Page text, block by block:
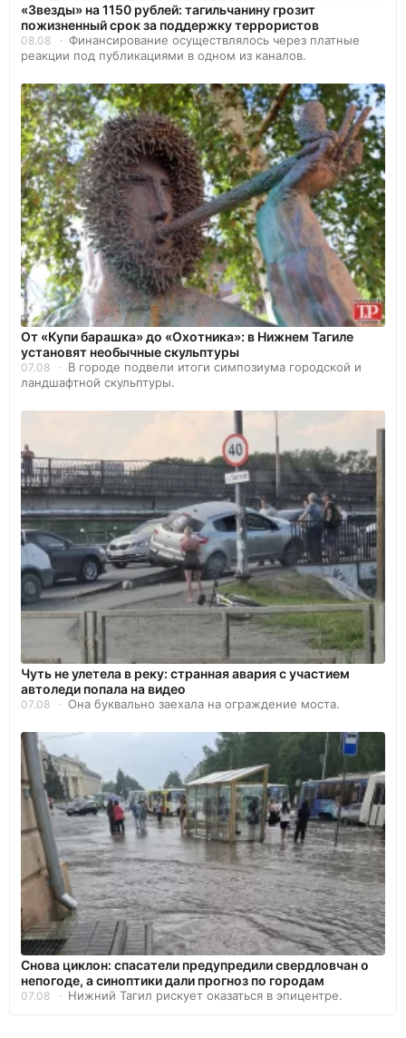
«Звезды» на 1150 рублей: тагильчанину грозит
пожизненный срок за поддержку террористов
08.08
Финансирование осуществлялось через платные
реакции под публикациями в одном из каналов.
От «Купи барашка» до «Охотника»: в Нижнем Тагиле
установят необычные скульптуры
07.08
В городе подвели итоги симпозиума городской и
ландшафтной скульптуры.
Чуть не улетела в реку: странная авария с участием
автоледи попала на видео
07.08 Она буквально заехала на ограждение моста.
Снова циклон: спасатели предупредили свердловчан о
непогоде, а синоптики дали прогноз по городам
07.08 Нижний Тагил рискует оказаться в эпицентре.